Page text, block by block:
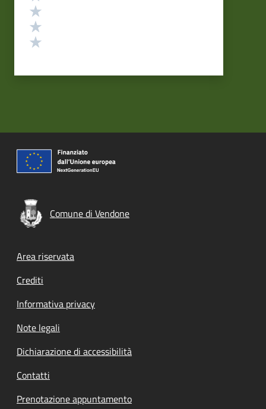
Comune di Vendone
Footer menu
Area riservata
Crediti
Informativa privacy
Note legali
Dichiarazione di accessibilità
Contatti
Prenotazione appuntamento